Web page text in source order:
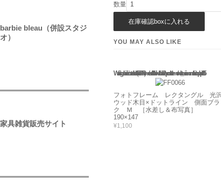
数量
YOU MAY ALSO LIKE
Warning: Use of undefined constant rand - assumed 'rand' (this will throw an Error in a future version of PHP) in/home/users/2/barbie/web/barbie2/wp-content/themes/welcart_minimum/functions.php135
フォトフレーム レクタングル 光
ウッド木目×ドットライン 側面ブラ
ク Ｍ ［水差し＆布写真］
190×147
¥1,100
barbie bleau（併設スタジ
オ）
家具雑貨販売サイト